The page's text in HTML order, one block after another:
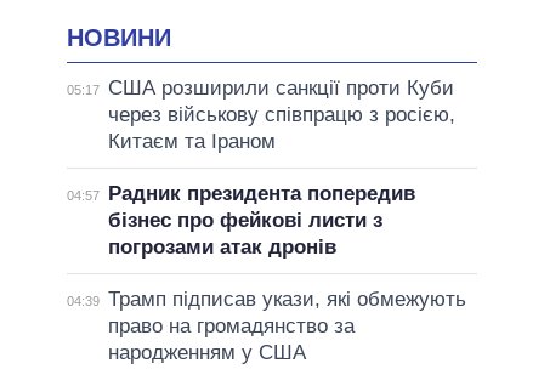
НОВИНИ
05:17
США розширили санкції проти Куби
через військову співпрацю з росією,
Китаєм та Іраном
04:57
Радник президента попередив
бізнес про фейкові листи з
погрозами атак дронів
04:39 Трамп підписав укази, які обмежують
право на громадянство за
народженням у США